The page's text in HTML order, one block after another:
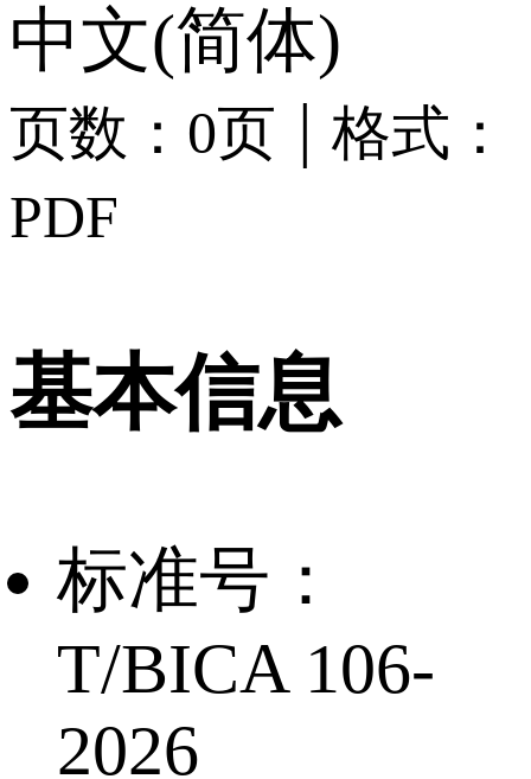
中文(简体)
页数：0页 | 格式：
PDF
基本信息
标准号：
T/BICA 106-
2026